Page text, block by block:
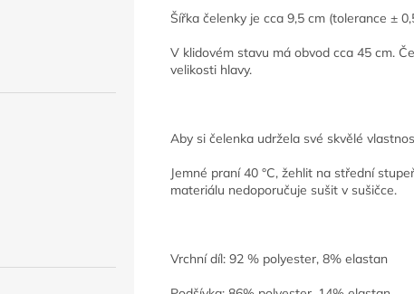
Šířka čelenky je cca 9,5 cm (tolerance ±
V klidovém stavu má obvod cca 45 cm.
velikosti hlavy.
Aby si čelenka udržela své skvělé
Jemné praní 40 °C, žehlit na střední
materiálu nedoporučuje sušit v sušičce.
Vrchní díl: 92 % polyester, 8% elastan